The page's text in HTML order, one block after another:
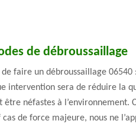
de débroussaillage
faire un débroussaillage
sera de réduire la
être néfastes à
de force majeure, nous ne